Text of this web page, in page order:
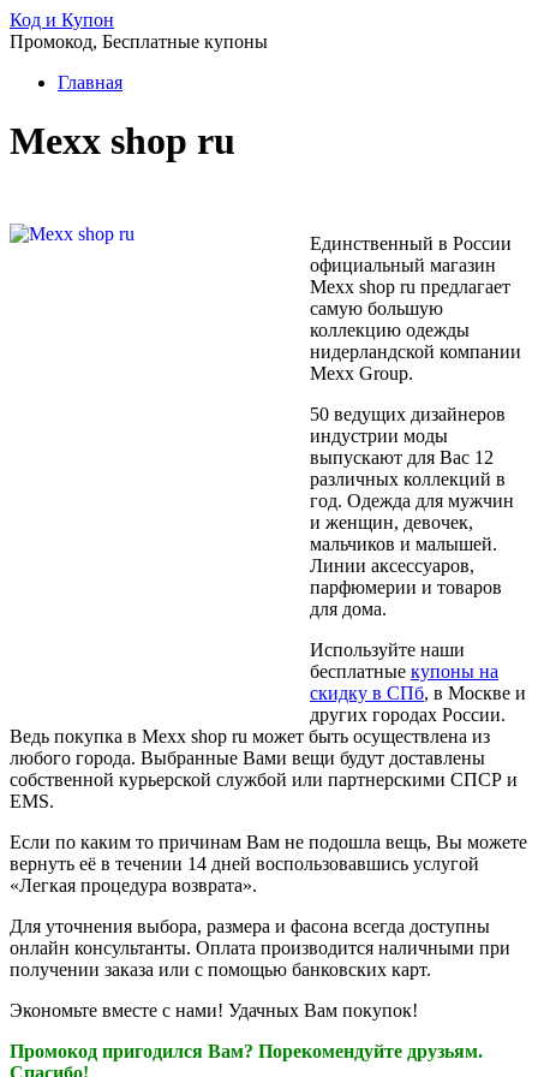
Код и Купон
Промокод, Бесплатные купоны
Главная
Mexx shop ru
Единственный в России
официальный магазин
Mexx shop ru предлагает
самую большую
коллекцию одежды
нидерландской компании
Mexx Group.
50 ведущих дизайнеров
индустрии моды
выпускают для Вас 12
различных коллекций в
год. Одежда для мужчин
и женщин, девочек,
мальчиков и малышей.
Линии аксессуаров,
парфюмерии и товаров
для дома.
Используйте наши
бесплатные купоны на
скидку в СПб, в Москве и
других городах России.
Ведь покупка в Mexx shop ru может быть осуществлена из
любого города. Выбранные Вами вещи будут доставлены
собственной курьерской службой или партнерскими СПСР и
EMS.
Если по каким то причинам Вам не подошла вещь, Вы можете
вернуть её в течении 14 дней воспользовавшись услугой
«Легкая процедура возврата».
Для уточнения выбора, размера и фасона всегда доступны
онлайн консультанты. Оплата производится наличными при
получении заказа или с помощью банковских карт.
Экономьте вместе с нами! Удачных Вам покупок!
Промокод пригодился Вам? Порекомендуйте друзьям.
Спасибо!